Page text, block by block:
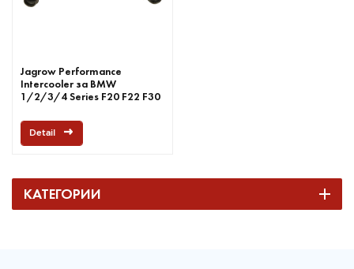
Jagrow Performance
Intercooler за BMW
1/2/3/4 Series F20 F22 F30
Detail
КАТЕГОРИИ